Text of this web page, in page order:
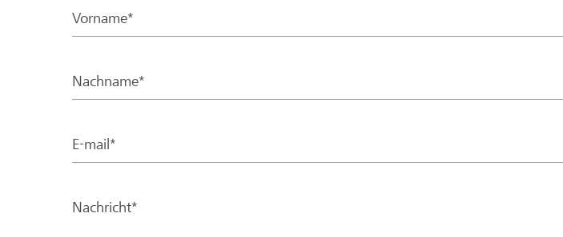
Vorname*
Nachname*
E-mail*
Nachricht*